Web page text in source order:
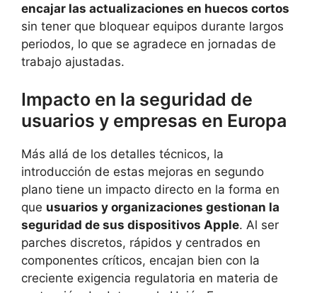
encajar las actualizaciones en huecos cortos
sin tener que bloquear equipos durante largos
periodos, lo que se agradece en jornadas de
trabajo ajustadas.
Impacto en la seguridad de
usuarios y empresas en Europa
Más allá de los detalles técnicos, la
introducción de estas mejoras en segundo
plano tiene un impacto directo en la forma en
que usuarios y organizaciones gestionan la
seguridad de sus dispositivos Apple. Al ser
parches discretos, rápidos y centrados en
componentes críticos, encajan bien con la
creciente exigencia regulatoria en materia de